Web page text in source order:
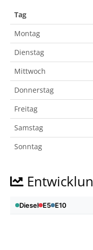
Tag
Montag
Dienstag
Mittwoch
Donnerstag
Freitag
Samstag
Sonntag